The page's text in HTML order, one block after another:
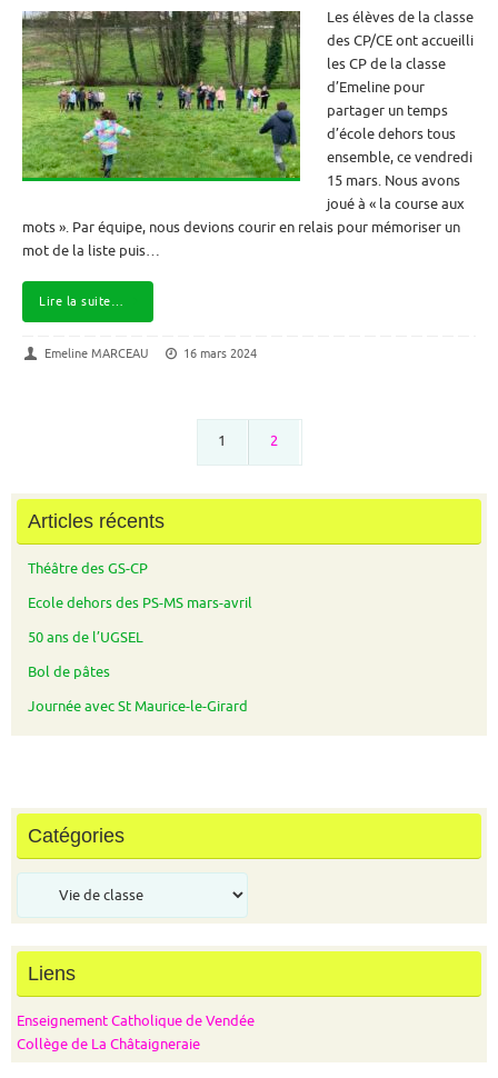
Les élèves de la classe
des CP/CE ont accueilli
les CP de la classe
d’Emeline pour
partager un temps
d’école dehors tous
ensemble, ce vendredi
15 mars. Nous avons
joué à « la course aux
mots ». Par équipe, nous devions courir en relais pour mémoriser un
mot de la liste puis…
Lire la suite…
Emeline MARCEAU 16 mars 2024
1 2
Articles récents
Théâtre des GS-CP
Ecole dehors des PS-MS mars-avril
50 ans de l’UGSEL
Bol de pâtes
Journée avec St Maurice-le-Girard
Catégories
Liens
Enseignement Catholique de Vendée
Collège de La Châtaigneraie